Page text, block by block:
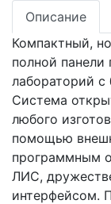
Описание
Компактный,
полной панели
лабораторий
Система
любого
помощью
программным
ЛИС,
интерфейсом.